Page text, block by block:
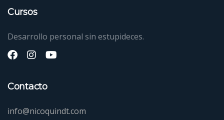
Cursos
Desarrollo personal sin estupideces.
Contacto
info@nicoquindt.com